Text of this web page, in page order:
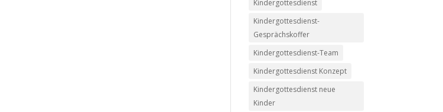
Kindergottesdienst
Kindergottesdienst-
Gesprächskoffer
Kindergottesdienst-Team
Kindergottesdienst Konzept
Kindergottesdienst neue
Kinder